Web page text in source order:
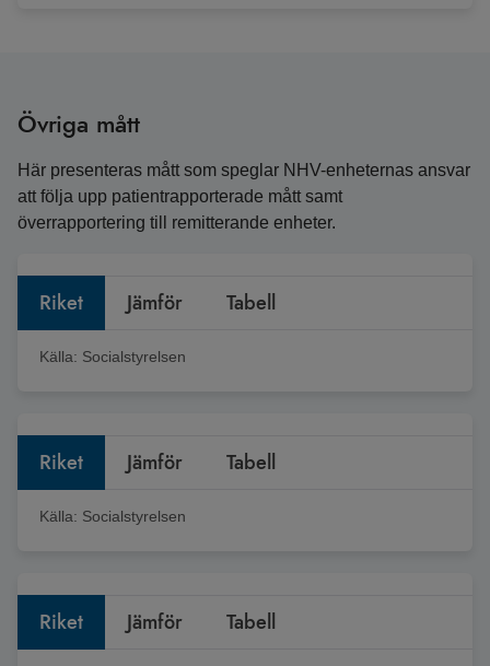
Övriga mått
Här presenteras mått som speglar NHV-enheternas ansvar
att följa upp patientrapporterade mått samt
överrapportering till remitterande enheter.
Riket Jämför Tabell
Källa: Socialstyrelsen
Riket Jämför Tabell
Källa: Socialstyrelsen
Riket Jämför Tabell